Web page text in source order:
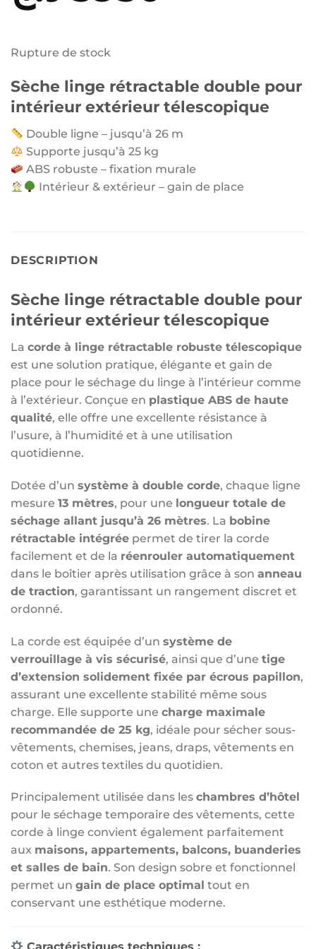
prix
initial
était :
4500 د.ج.
3950 د.ج.
Rupture de stock
Sèche linge rétractable double pour
intérieur extérieur télescopique
Double ligne – jusqu’à 26 m
Supporte jusqu’à 25 kg
ABS robuste – fixation murale
Intérieur & extérieur – gain de place
DESCRIPTION
Sèche linge rétractable double pour
intérieur extérieur télescopique
La corde à linge rétractable robuste télescopique
est une solution pratique, élégante et gain de
place pour le séchage du linge à l’intérieur comme
à l’extérieur. Conçue en plastique ABS de haute
qualité, elle offre une excellente résistance à
l’usure, à l’humidité et à une utilisation
quotidienne.
Dotée d’un système à double corde, chaque ligne
mesure 13 mètres, pour une longueur totale de
séchage allant jusqu’à 26 mètres. La bobine
rétractable intégrée permet de tirer la corde
facilement et de la réenrouler automatiquement
dans le boîtier après utilisation grâce à son anneau
de traction, garantissant un rangement discret et
ordonné.
La corde est équipée d’un système de
verrouillage à vis sécurisé, ainsi que d’une tige
d’extension solidement fixée par écrous papillon,
assurant une excellente stabilité même sous
charge. Elle supporte une charge maximale
recommandée de 25 kg, idéale pour sécher sous-
vêtements, chemises, jeans, draps, vêtements en
coton et autres textiles du quotidien.
Principalement utilisée dans les chambres d’hôtel
pour le séchage temporaire des vêtements, cette
corde à linge convient également parfaitement
aux maisons, appartements, balcons, buanderies
et salles de bain. Son design sobre et fonctionnel
permet un gain de place optimal tout en
conservant une esthétique moderne.